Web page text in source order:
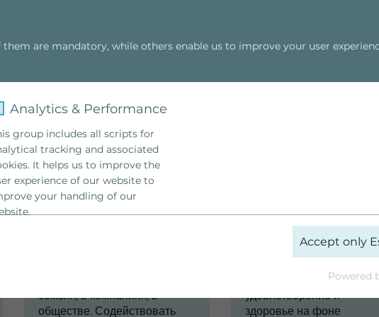
Наши цели
семьях, в компаниях, в
обществе. Содействовать
Наше
Здоровые, гармоничные,
семьи. Душевное
удовлетворение и
здоровье на фоне
are mandatory, while others enable us to improve your user
Analytics & Performance
group includes all scripts for
tracking and associated
It helps us to improve the
experience of our website to
your handling of our
Accept only
Powered